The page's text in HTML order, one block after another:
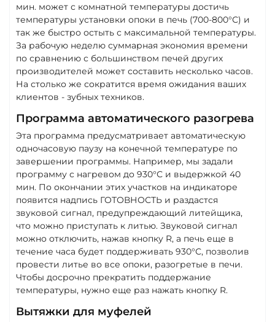
мин. может с комнатной температуры достичь
температуры установки опоки в печь (700-800°С) и
так же быстро остыть с максимальной температуры.
За рабочую неделю суммарная экономия времени
по сравнению с большинством печей других
производителей может составить несколько часов.
На столько же сократится время ожидания ваших
клиентов - зубных техников.
Программа автоматического разогрева
Эта программа предусматривает автоматическую
одночасовую паузу на конечной температуре по
завершении программы. Например, мы задали
программу с нагревом до 930°С и выдержкой 40
мин. По окончании этих участков на индикаторе
появится надпись ГОТОВНОСТЬ и раздастся
звуковой сигнал, предупреждающий литейщика,
что можно приступать к литью. Звуковой сигнал
можно отключить, нажав кнопку R, а печь еще в
течение часа будет поддерживать 930°С, позволив
провести литье во все опоки, разогретые в печи.
Чтобы досрочно прекратить поддержание
температуры, нужно еще раз нажать кнопку R.
Вытяжки для муфелей